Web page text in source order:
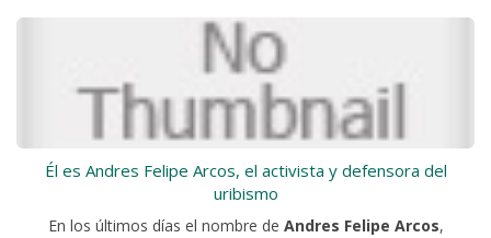
Él es Andres Felipe Arcos, el activista y defensora del
uribismo
En los últimos días el nombre de Andres Felipe Arcos,